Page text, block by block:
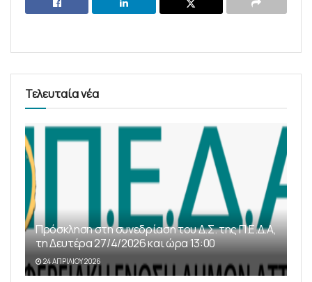
Τελευταία νέα
Πρόσκληση στη συνεδρίαση του Δ.Σ. της Π.Ε.Δ.Α,
τη Δευτέρα 27/4/2026 και ώρα 13:00
24 ΑΠΡΙΛΊΟΥ 2026